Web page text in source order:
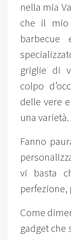
nella mia
che il
griglie di
colpo
delle vere
una varietà.
Fanno
vi basta
Come
gadget che